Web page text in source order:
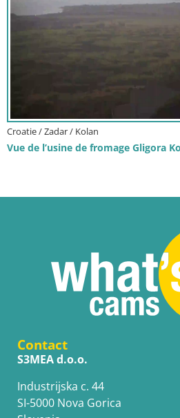
Croatie / Zadar / Kolan
Vue de l’usine de fromage Gligora
Contact
S3MEA d.o.o.
Industrijska c. 44
SI-5000 Nova Gorica